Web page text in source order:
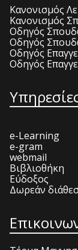
Κανονισμός
Κανονισμός
Οδηγός
Οδηγός
Οδηγός
Οδηγός
e-Learning
e-gram
webmail
Βιβλιοθήκη
Εύδοξος
Δωρεάν